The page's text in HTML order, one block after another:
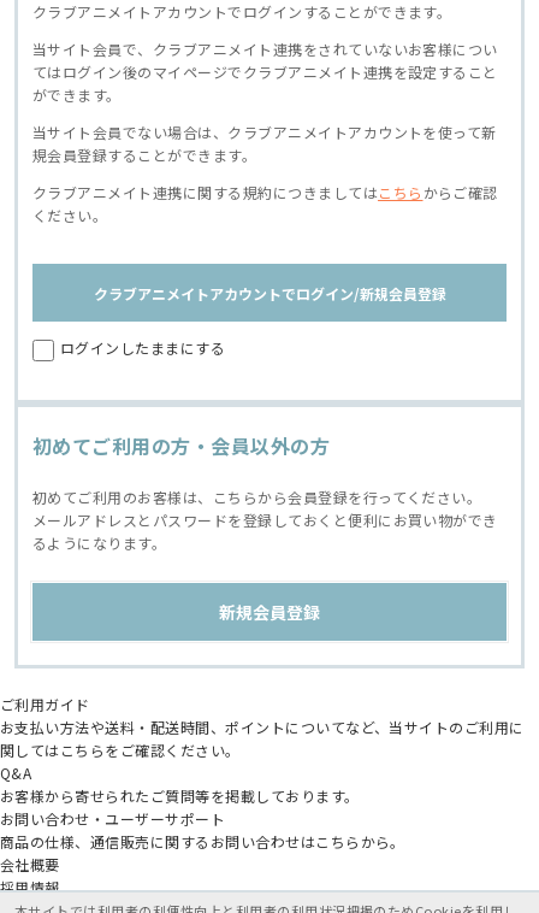
クラブアニメイトアカウントでログインすることができます。
当サイト会員で、クラブアニメイト連携をされていないお客様につい
てはログイン後のマイページでクラブアニメイト連携を設定すること
ができます。
当サイト会員でない場合は、クラブアニメイトアカウントを使って新
規会員登録することができます。
クラブアニメイト連携に関する規約につきましてはこちら からご確認
ください。
クラブアニメイトアカウントでログイン/新規会員登録
ログインしたままにする
初めてご利用の方・会員以外の方
初めてご利用のお客様は、こちらから会員登録を行ってください。
メールアドレスとパスワードを登録しておくと便利にお買い物ができ
るようになります。
ご利用ガイド
お支払い方法や送料・配送時間、ポイントについてなど、当サイトのご利用に
関してはこちらをご確認ください。
Q&A
お客様から寄せられたご質問等を掲載しております。
お問い合わせ・ユーザーサポート
商品の仕様、通信販売に関するお問い合わせはこちらから。
会社概要
採用情報